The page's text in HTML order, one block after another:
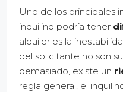
Uno de los principales
inquilino podría tener
alquiler es la
del solicitante no son
demasiado, existe un
regla general, el